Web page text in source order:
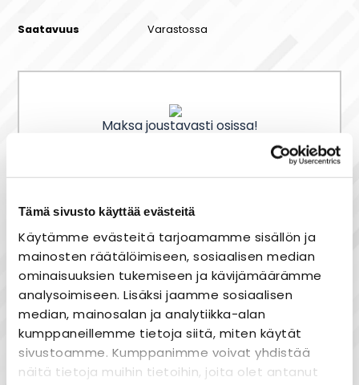
Tämä sivusto käyttää evästeitä
Käytämme evästeitä tarjoamamme sisällön ja
mainosten räätälöimiseen, sosiaalisen median
ominaisuuksien tukemiseen ja kävijämäärämme
analysoimiseen. Lisäksi jaamme sosiaalisen
median, mainosalan ja analytiikka-alan
kumppaneillemme tietoja siitä, miten käytät
sivustoamme. Kumppanimme voivat yhdistää
näitä tietoja muihin tietoihin, joita olet antanut
Saatavuus Varastossa
Maksa joustavasti osissa!
Nopea toimitus
Heti varastosta
Joustavat maksutavat
Tuotekuvaus
TELEKAAPELI-HF SISÄ